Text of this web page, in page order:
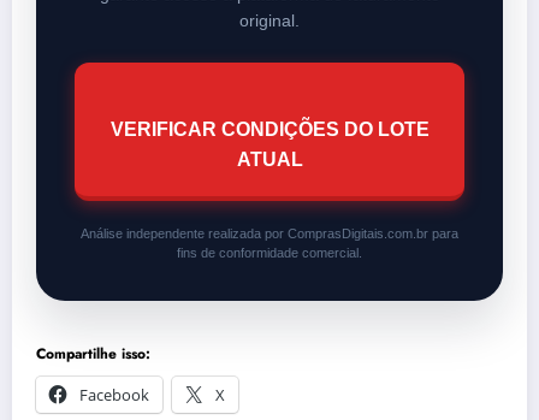
original.
VERIFICAR CONDIÇÕES DO LOTE
ATUAL
Análise independente realizada por ComprasDigitais.com.br para
fins de conformidade comercial.
Compartilhe isso:
Facebook
X